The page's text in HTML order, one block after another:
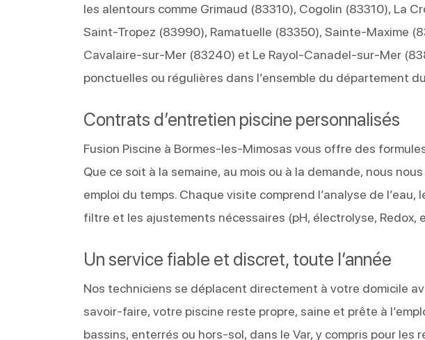
les alentours comme Grimaud (83310), Cogolin (83310), La
Saint-Tropez (83990), Ramatuelle (83350), Sainte-Maxime
Cavalaire-sur-Mer (83240) et Le Rayol-Canadel-sur-Mer
ponctuelles ou régulières dans l’ensemble du département
Contrats d’entretien piscine personnalisés
Fusion Piscine à Bormes-les-Mimosas vous offre des
Que ce soit à la semaine, au mois ou à la demande, nous
emploi du temps. Chaque visite comprend l’analyse de
filtre et les ajustements nécessaires (pH, électrolyse, Redox,
Un service fiable et discret, toute l’année
Nos techniciens se déplacent directement à votre domicile
savoir-faire, votre piscine reste propre, saine et prête à
bassins, enterrés ou hors-sol, dans le Var, y compris pour les